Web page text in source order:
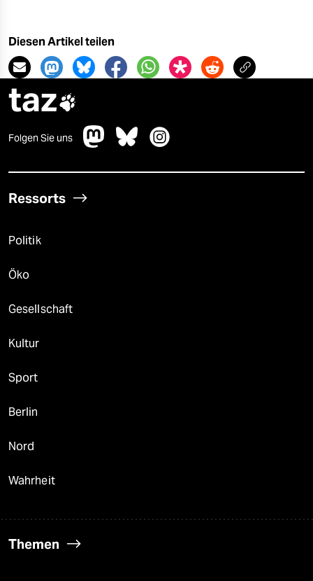
Diesen Artikel teilen
taz
Folgen Sie uns
Ressorts
Politik
Öko
Gesellschaft
Kultur
Sport
Berlin
Nord
Wahrheit
Themen